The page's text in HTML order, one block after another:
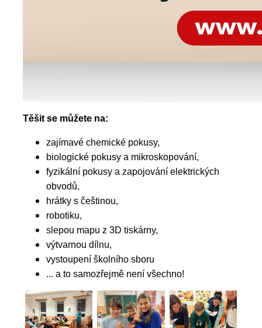
Těšit se můžete na:
zajímavé chemické pokusy,
biologické pokusy a mikroskopování,
fyzikální pokusy a zapojování elektrických
obvodů,
hrátky s češtinou,
robotiku,
slepou mapu z 3D tiskárny,
výtvarnou dílnu,
vystoupení školního sboru
... a to samozřejmě není všechno!